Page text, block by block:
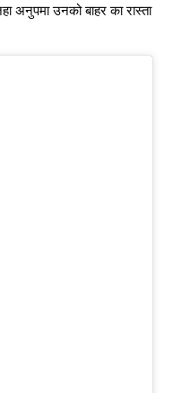
उनको बाहर का रास्ता